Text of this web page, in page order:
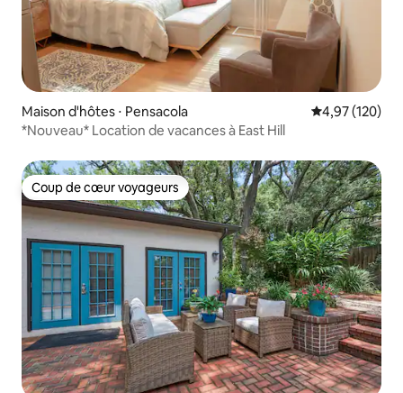
Maison d'hôtes ⋅ Pensacola Évaluation
4,97 (120)
*Nouveau* Location de vacances à East Hill
Coup de cœur voyageurs
Coup de cœur voyageurs